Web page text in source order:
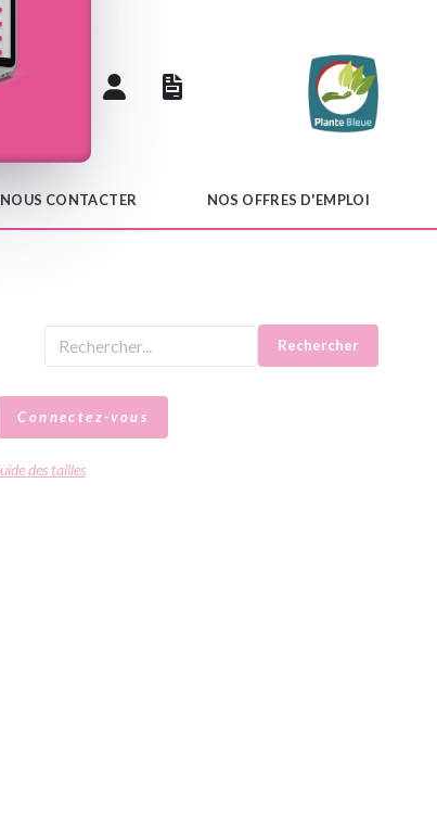
NOUS CONTACTER NOS OFFRES D'EMPLOI
Rechercher
Connectez-vous
des tailles